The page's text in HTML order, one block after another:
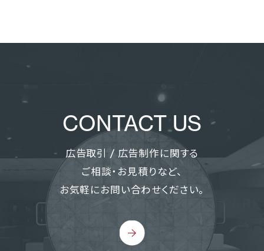
CONTACT US
広告取引 / 広告制作に関する
ご相談・お見積りなど、
お気軽にお問い合わせください。